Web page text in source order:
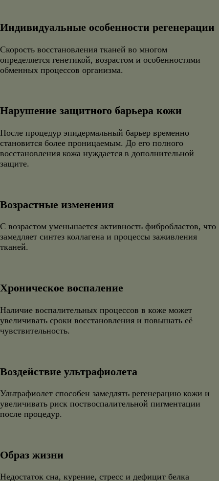
Индивидуальные особенности регенерации
Скорость восстановления тканей во многом
определяется генетикой, возрастом и особенностями
обменных процессов организма.
Нарушение защитного барьера кожи
После процедур эпидермальный барьер временно
становится более проницаемым. До его полного
восстановления кожа нуждается в дополнительной
защите.
Возрастные изменения
С возрастом уменьшается активность фибробластов, что
замедляет синтез коллагена и процессы заживления
тканей.
Хроническое воспаление
Наличие воспалительных процессов в коже может
увеличивать сроки восстановления и повышать её
чувствительность.
Воздействие ультрафиолета
Ультрафиолет способен замедлять регенерацию кожи и
увеличивать риск поствоспалительной пигментации
после процедур.
Образ жизни
Недостаток сна, курение, стресс и дефицит белка